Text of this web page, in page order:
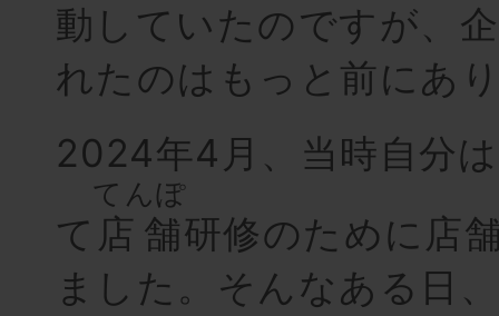
動していたのですが、
れたのはもっと前にあ
2024年4月、当時自分
て 店舗
てんぽ
研修のために店
ました。そんなある日